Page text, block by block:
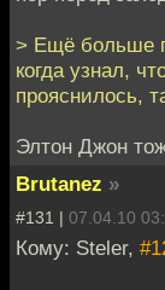
> Ещё больше
когда узнал,
прояснилось,
Элтон Джон
Brutanez »
#131 | 07.04.10
Кому: Steler,